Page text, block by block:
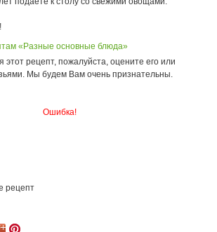
«Разные основные блюда»
этот рецепт, пожалуйста, оцените его или
Мы будем Вам очень признательны.
Ошибка!
рецепт